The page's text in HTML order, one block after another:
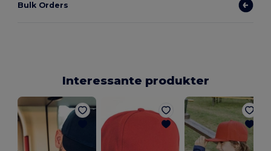
Bulk Orders
Interessante produkter